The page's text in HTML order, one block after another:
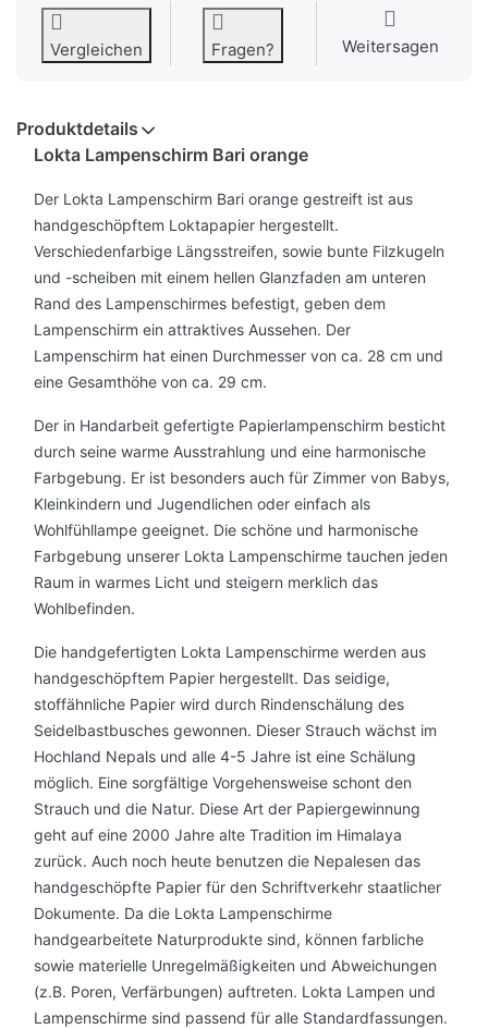
Vergleichen Fragen? Weitersagen
Produktdetails
Lokta Lampenschirm Bari orange
Der Lokta Lampenschirm Bari orange gestreift ist aus
handgeschöpftem Loktapapier hergestellt.
Verschiedenfarbige Längsstreifen, sowie bunte Filzkugeln
und -scheiben mit einem hellen Glanzfaden am unteren
Rand des Lampenschirmes befestigt, geben dem
Lampenschirm ein attraktives Aussehen. Der
Lampenschirm hat einen Durchmesser von ca. 28 cm und
eine Gesamthöhe von ca. 29 cm.
Der in Handarbeit gefertigte Papierlampenschirm besticht
durch seine warme Ausstrahlung und eine harmonische
Farbgebung. Er ist besonders auch für Zimmer von Babys,
Kleinkindern und Jugendlichen oder einfach als
Wohlfühllampe geeignet. Die schöne und harmonische
Farbgebung unserer Lokta Lampenschirme tauchen jeden
Raum in warmes Licht und steigern merklich das
Wohlbefinden.
Die handgefertigten Lokta Lampenschirme werden aus
handgeschöpftem Papier hergestellt. Das seidige,
stoffähnliche Papier wird durch Rindenschälung des
Seidelbastbusches gewonnen. Dieser Strauch wächst im
Hochland Nepals und alle 4-5 Jahre ist eine Schälung
möglich. Eine sorgfältige Vorgehensweise schont den
Strauch und die Natur. Diese Art der Papiergewinnung
geht auf eine 2000 Jahre alte Tradition im Himalaya
zurück. Auch noch heute benutzen die Nepalesen das
handgeschöpfte Papier für den Schriftverkehr staatlicher
Dokumente. Da die Lokta Lampenschirme
handgearbeitete Naturprodukte sind, können farbliche
sowie materielle Unregelmäßigkeiten und Abweichungen
(z.B. Poren, Verfärbungen) auftreten. Lokta Lampen und
Lampenschirme sind passend für alle Standardfassungen.